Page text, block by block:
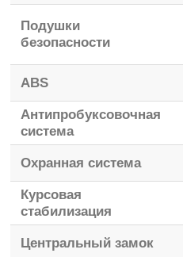
Подушки
безопасности
ABS
Антипробуксовочная
система
Охранная система
Курсовая
стабилизация
Центральный замок